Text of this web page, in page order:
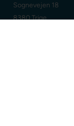
Sognevejen 18
8380 Trige